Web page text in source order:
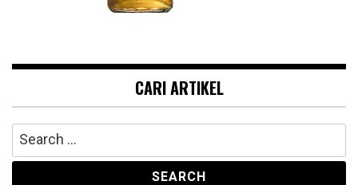
CARI ARTIKEL
Search
for: